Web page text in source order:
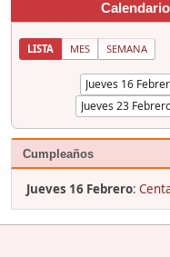
LISTA MES SEMANA
Cumpleaños
Jueves 16 Febrero: